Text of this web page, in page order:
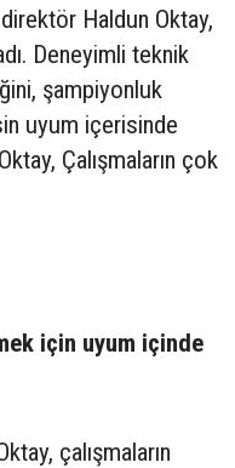
Haldun Oktay,
Deneyimli teknik
şampiyonluk
uyum içerisinde
Çalışmaların çok
için uyum içinde
çalışmaların